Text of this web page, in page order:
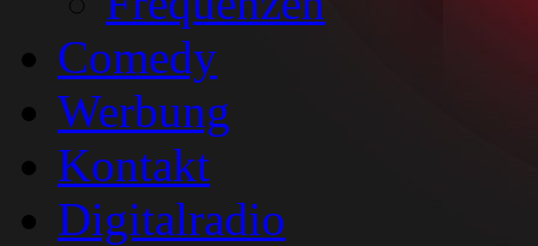
Comedy
Werbung
Kontakt
Digitalradio